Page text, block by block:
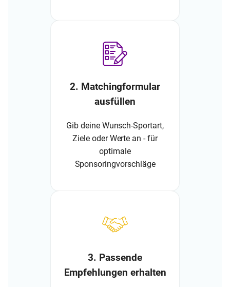
2. Matchingformular
ausfüllen
Gib deine Wunsch-Sportart,
Ziele oder Werte an - für
optimale
Sponsoringvorschläge
3. Passende
Empfehlungen erhalten